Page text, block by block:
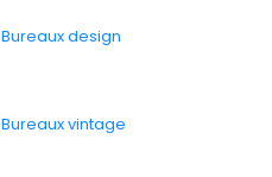
Bureaux design
Bureaux vintage